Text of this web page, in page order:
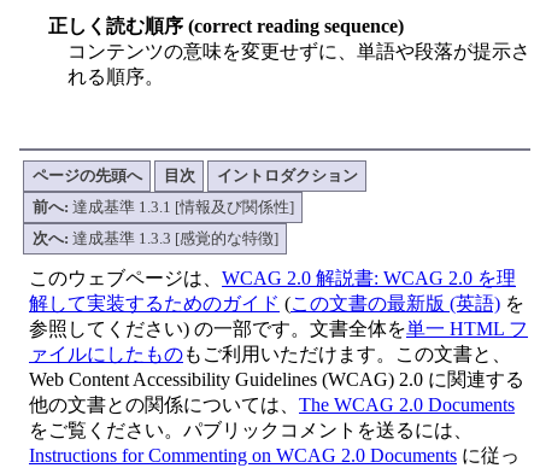
正しく読む順序 (correct reading sequence)
コンテンツの意味を変更せずに、単語や段落が提示さ
れる順序。
ページの先頭へ 目次
イントロダクション
前へ: 達成基準 1.3.1 [情報及び関係性]
次へ: 達成基準 1.3.3 [感覚的な特徴]
このウェブページは、 WCAG 2.0 解説書: WCAG 2.0 を理
解して実装するためのガイド (この文書の最新版 (英語) を
参照してください) の一部です。文書全体を単一 HTML フ
ァイルにしたものもご利用いただけます。この文書と、
Web Content Accessibility Guidelines (WCAG) 2.0 に関連する
他の文書との関係については、 The WCAG 2.0 Documents
をご覧ください。パブリックコメントを送るには、
Instructions for Commenting on WCAG 2.0 Documents に従っ